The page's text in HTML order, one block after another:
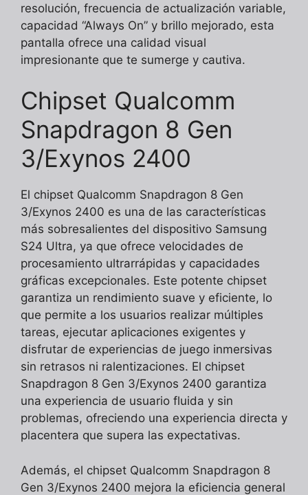
resolución, frecuencia de actualización variable,
capacidad “Always On” y brillo mejorado, esta
pantalla ofrece una calidad visual
impresionante que te sumerge y cautiva.
Chipset Qualcomm
Snapdragon 8 Gen
3/Exynos 2400
El chipset Qualcomm Snapdragon 8 Gen
3/Exynos 2400 es una de las características
más sobresalientes del dispositivo Samsung
S24 Ultra, ya que ofrece velocidades de
procesamiento ultrarrápidas y capacidades
gráficas excepcionales. Este potente chipset
garantiza un rendimiento suave y eficiente, lo
que permite a los usuarios realizar múltiples
tareas, ejecutar aplicaciones exigentes y
disfrutar de experiencias de juego inmersivas
sin retrasos ni ralentizaciones. El chipset
Snapdragon 8 Gen 3/Exynos 2400 garantiza
una experiencia de usuario fluida y sin
problemas, ofreciendo una experiencia directa y
placentera que supera las expectativas.
Además, el chipset Qualcomm Snapdragon 8
Gen 3/Exynos 2400 mejora la eficiencia general